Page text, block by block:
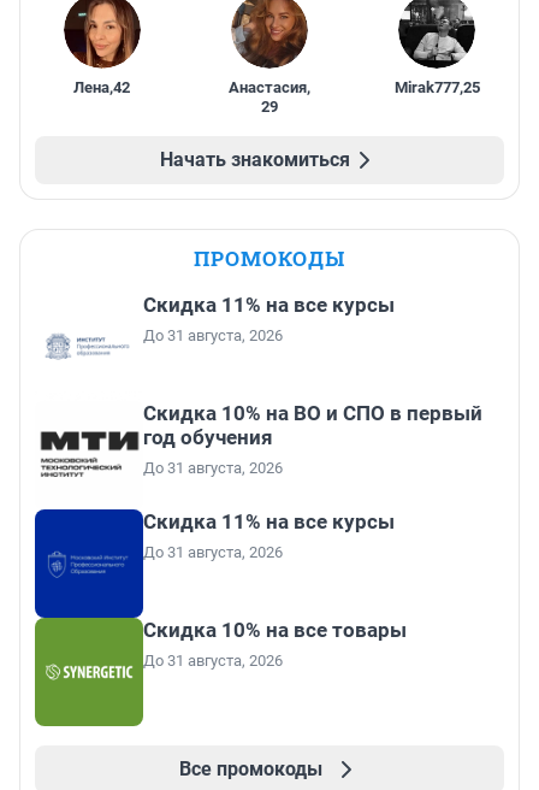
Лена,42 Анастасия,
29
Mirak777,25
Начать знакомиться
ПРОМОКОДЫ
Скидка 11% на все курсы
До 31 августа, 2026
Скидка 10% на ВО и СПО в первый
год обучения
До 31 августа, 2026
Скидка 11% на все курсы
До 31 августа, 2026
Скидка 10% на все товары
До 31 августа, 2026
Все промокоды